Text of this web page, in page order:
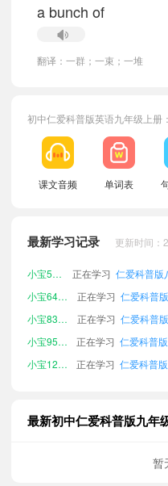
a bunch of
翻译：一群；一束；一堆
初中仁爱科普版英语九年级上册
课文音频 单词表
最新学习记录 更新时间：
小宝338365 正在学习 仁爱科
小宝536831
正在学习
小宝649299
正在学习
小宝839821
正在学习
小宝958356
正在学习
小宝122149
正在学习
小宝171936
正在学习
最新初中仁爱科普版九年
暂